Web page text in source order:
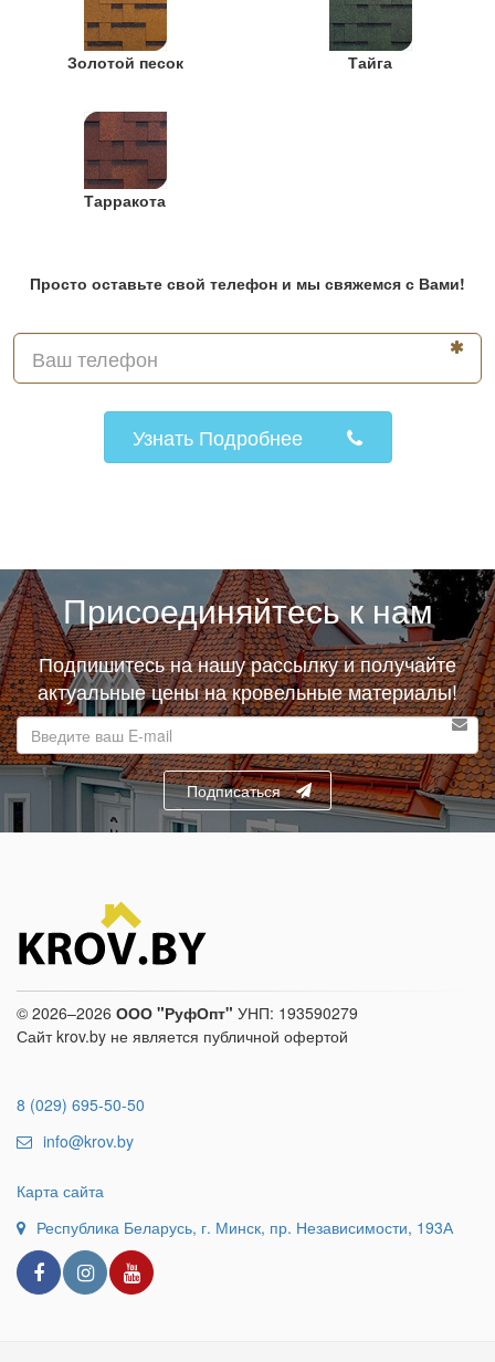
Золотой песок Тайга
Тарракота
Просто оставьте свой телефон и мы свяжемся с Вами!
Узнать Подробнее
Присоединяйтесь к нам
Подпишитесь на нашу рассылку и получайте
актуальные цены на кровельные материалы!
mail
адрес
Подписаться
© 2026–2026 ООО "РуфОпт" УНП: 193590279
Сайт krov.by не является публичной офертой
8 (029) 695-50-50
info@krov.by
Карта сайта
Республика Беларусь, г. Минск, пр. Независимости, 193А